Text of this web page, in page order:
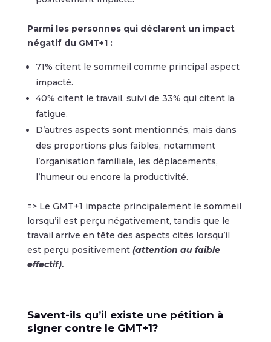
Parmi les personnes qui déclarent un impact
négatif du GMT+1 :
71% citent le sommeil comme principal aspect
impacté.
40% citent le travail, suivi de 33% qui citent la
fatigue.
D’autres aspects sont mentionnés, mais dans
des proportions plus faibles, notamment
l’organisation familiale, les déplacements,
l’humeur ou encore la productivité.
=> Le GMT+1 impacte principalement le sommeil
lorsqu’il est perçu négativement, tandis que le
travail arrive en tête des aspects cités lorsqu’il
est perçu positivement (attention au faible
effectif).
Savent-ils qu’il existe une pétition à
signer contre le GMT+1?